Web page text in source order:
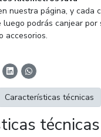
nuestra página, y cada
luego podrás canjear por
accesorios.
técnicas
Características técnicas